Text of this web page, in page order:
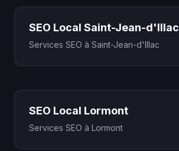
SEO Local Saint-Jean-d'Illac
Services SEO à Saint-Jean-d'Illac
SEO Local Lormont
Services SEO à Lormont